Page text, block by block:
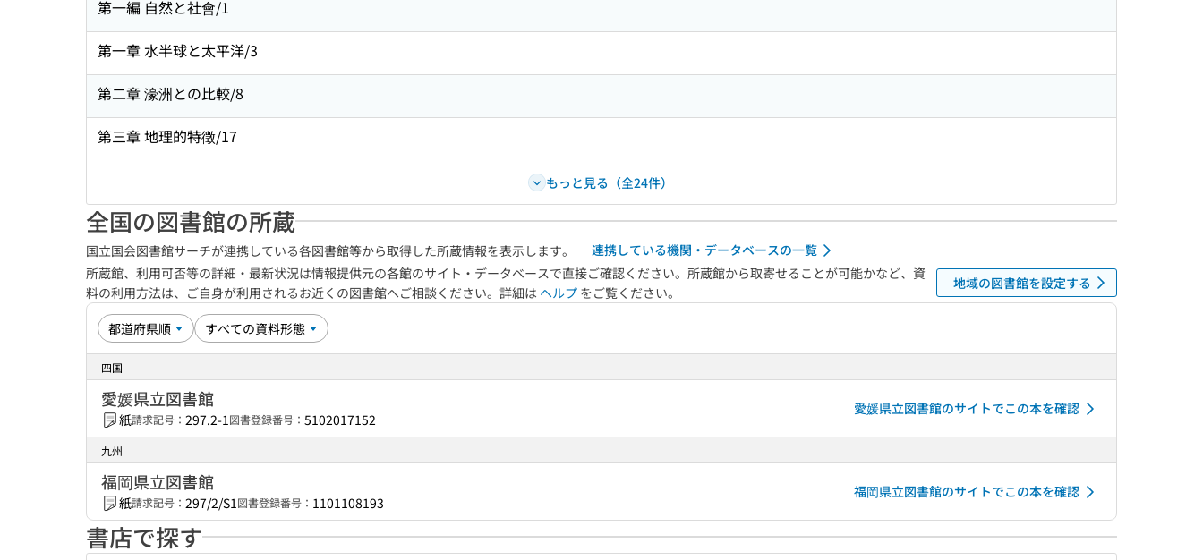
第一編 自然と社會/1
第一章 水半球と太平洋/3
第二章 濠洲との比較/8
第三章 地理的特徵/17
もっと見る（全24件）
全国の図書館の所蔵
国立国会図書館サーチが連携している各図書館等から取得した所蔵情報を表示します。
連携している機関・データベースの一覧
所蔵館、利用可否等の詳細・最新状況は情報提供元の各館のサイト・データベースで直接ご確認ください。所蔵館から取寄せることが可能かなど、資
料の利用方法は、ご自身が利用されるお近くの図書館へご相談ください。詳細は ヘルプ をご覧ください。
地域の図書館を設定する
四国
愛媛県立図書館
紙請求記号： 297.2-1図書登録番号： 5102017152
愛媛県立図書館のサイトでこの本を確認
九州
福岡県立図書館
紙請求記号： 297/2/S1図書登録番号： 1101108193
福岡県立図書館のサイトでこの本を確認
書店で探す